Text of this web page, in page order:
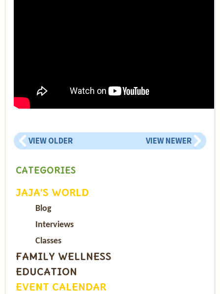
VIEW OLDER VIEW NEWER
CATEGORIES
JAJA’S WORLD
Blog
Interviews
Classes
FAMILY WELLNESS
EDUCATION
EVENT CALENDAR